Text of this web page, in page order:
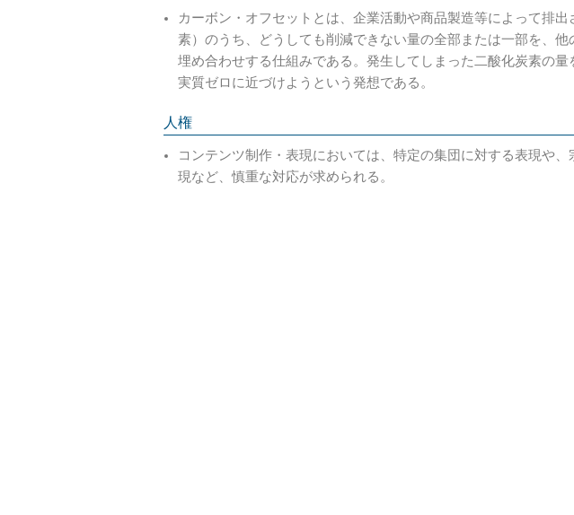
カーボン・オフセットとは、企業活動や商品製造等によって排
素）のうち、どうしても削減できない量の全部または一部を、
埋め合わせする仕組みである。発生してしまった二酸化炭素の
実質ゼロに近づけようという発想である。
人権
コンテンツ制作・表現においては、特定の集団に対する表現や
現など、慎重な対応が求められる。